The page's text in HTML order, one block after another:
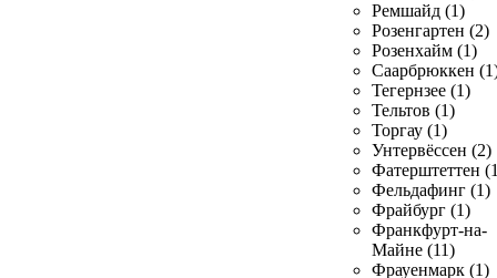
Ремшайд (1)
Розенгартен (2)
Розенхайм (1)
Саарбрюккен
Тегернзее (1)
Тельтов (1)
Торгау (1)
Унтервёссен (2)
Фатерштеттен
Фельдафинг (1)
Фрайбург (1)
Франкфурт-на-
Майне (11)
Фрауенмарк (1)